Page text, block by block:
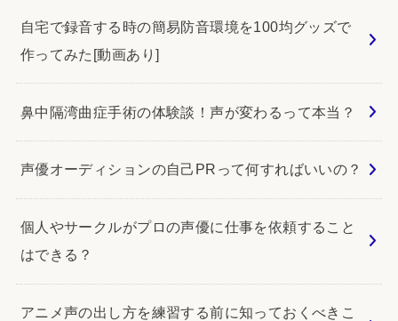
自宅で録音する時の簡易防音環境を100均グッズで
作ってみた[動画あり]
鼻中隔湾曲症手術の体験談！声が変わるって本当？
声優オーディションの自己PRって何すればいいの？
個人やサークルがプロの声優に仕事を依頼すること
はできる？
アニメ声の出し方を練習する前に知っておくべきこ